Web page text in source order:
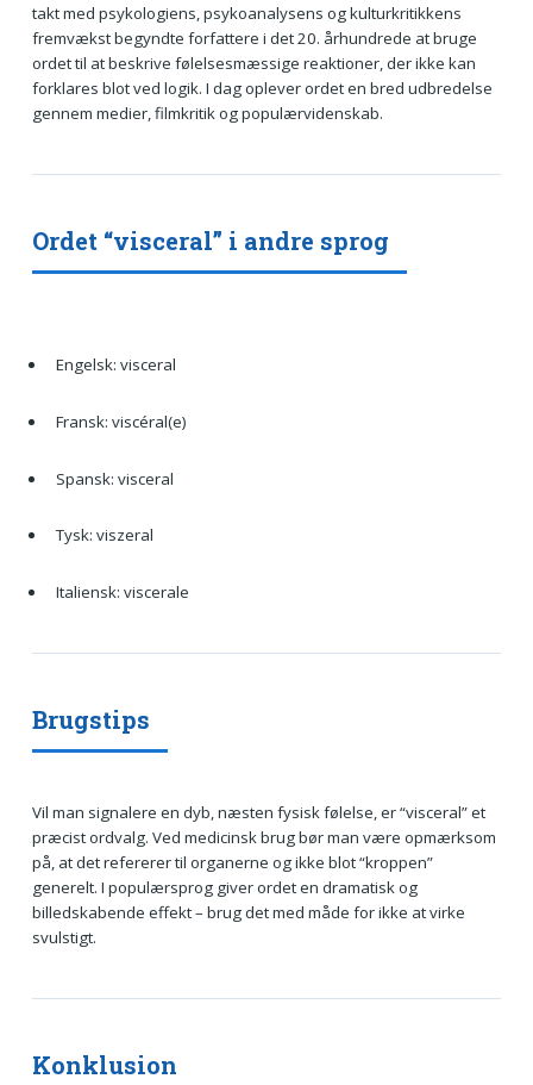
takt med psykologiens, psykoanalysens og kulturkritikkens
fremvækst begyndte forfattere i det 20. århundrede at bruge
ordet til at beskrive følelsesmæssige reaktioner, der ikke kan
forklares blot ved logik. I dag oplever ordet en bred udbredelse
gennem medier, filmkritik og populærvidenskab.
Ordet “visceral” i andre sprog
Engelsk: visceral
Fransk: viscéral(e)
Spansk: visceral
Tysk: viszeral
Italiensk: viscerale
Brugstips
Vil man signalere en dyb, næsten fysisk følelse, er “visceral” et
præcist ordvalg. Ved medicinsk brug bør man være opmærksom
på, at det refererer til organerne og ikke blot “kroppen”
generelt. I populærsprog giver ordet en dramatisk og
billedskabende effekt – brug det med måde for ikke at virke
svulstigt.
Konklusion